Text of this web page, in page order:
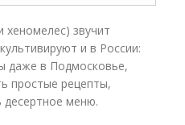
хеномелес) звучит
и в России:
даже в Подмосковье,
простые рецепты,
меню.